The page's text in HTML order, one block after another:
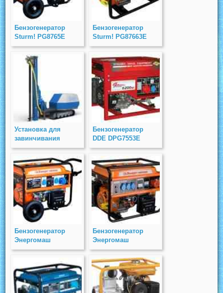
Бензогенератор
Sturm! PG8765E
Бензогенератор
Sturm! PG87663E
Установка для
завинчивания
свай SV-60
Бензогенератор
DDE DPG7553E
Бензогенератор
Энергомаш
ЭГ-8765Э
Бензогенератор
Энергомаш
ЭГ-8763Э